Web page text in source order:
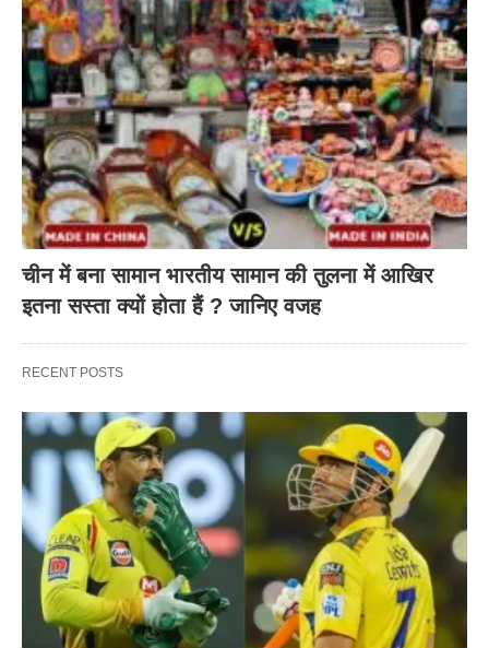
चीन में बना सामान भारतीय सामान की तुलना में आखिर
इतना सस्ता क्यों होता हैं ? जानिए वजह
RECENT POSTS